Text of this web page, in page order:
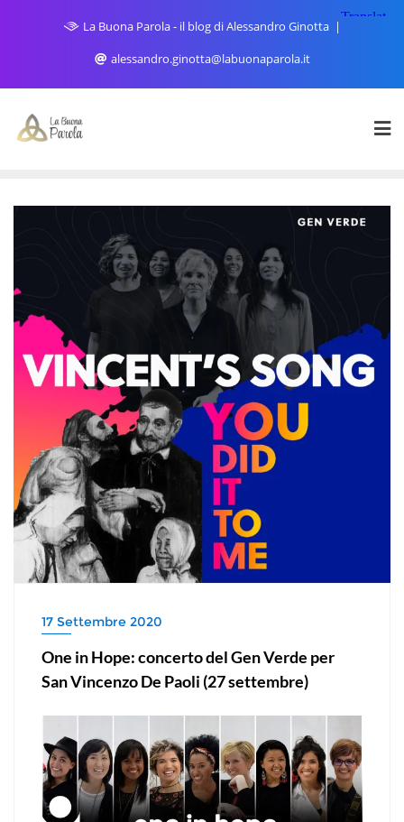
La Buona Parola - il blog di Alessandro Ginotta
alessandro.ginotta@labuonaparola.it
17 Settembre 2020
One in Hope: concerto del Gen Verde per
San Vincenzo De Paoli (27 settembre)